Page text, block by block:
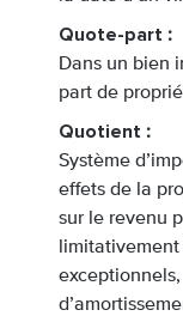
Quote-part :
Dans un bien
part de
Quotient :
Système
effets de la
sur le revenu